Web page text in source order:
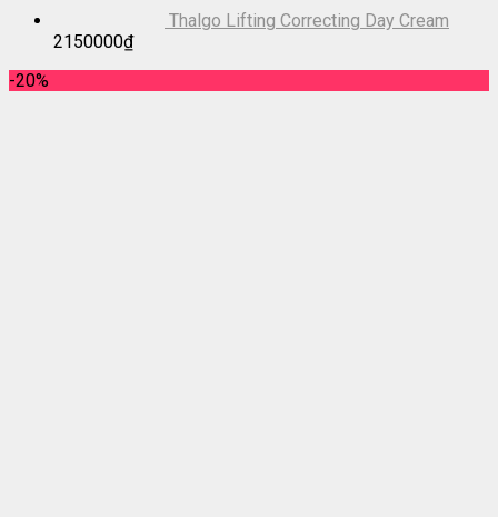
Thalgo Lifting Correcting Day Cream
2150000₫
-20%